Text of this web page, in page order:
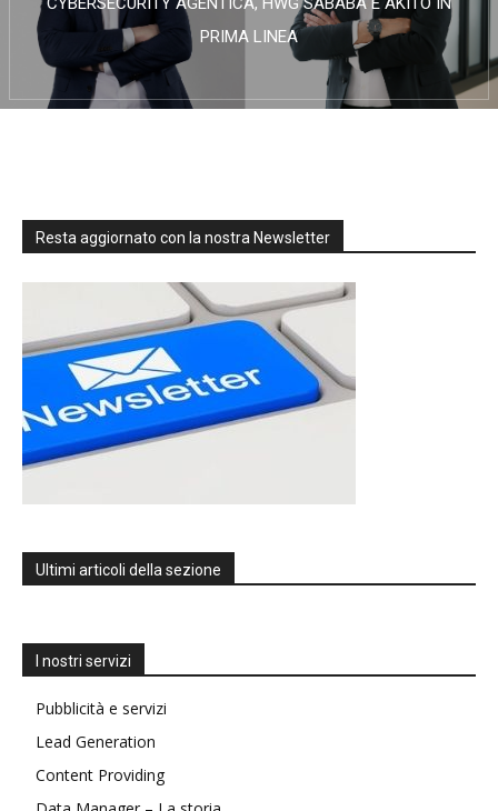
PRIMA LINEA
Resta aggiornato con la nostra Newsletter
Ultimi articoli della sezione
I nostri servizi
Pubblicità e servizi
Lead Generation
Content Providing